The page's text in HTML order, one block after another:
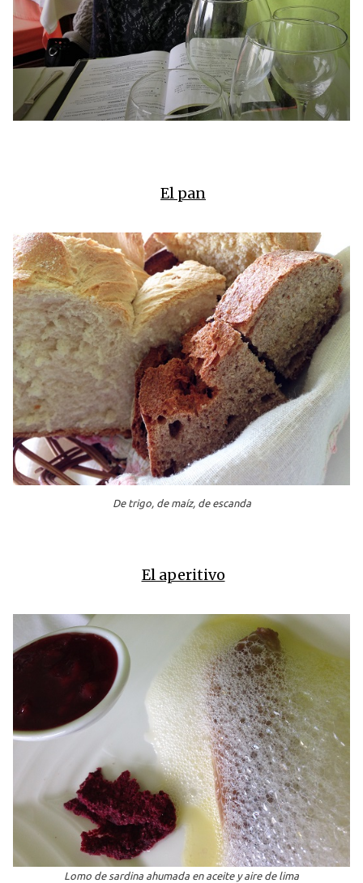
El pan
De trigo, de maíz, de escanda
El aperitivo
Lomo de sardina ahumada en aceite y aire de lima